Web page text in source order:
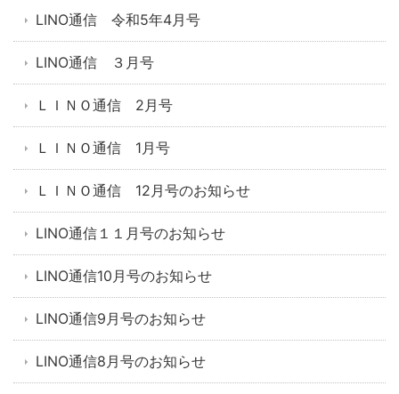
LINO通信 令和5年4月号
LINO通信 ３月号
ＬＩＮＯ通信 2月号
ＬＩＮＯ通信 1月号
ＬＩＮＯ通信 12月号のお知らせ
LINO通信１１月号のお知らせ
LINO通信10月号のお知らせ
LINO通信9月号のお知らせ
LINO通信8月号のお知らせ